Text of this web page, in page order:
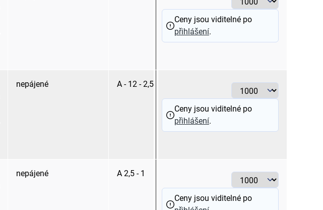
Ceny jsou viditelné po
přihlášení.
nepájené A - 12 - 2,5 modrá
Ceny jsou viditelné po
přihlášení.
nepájené A 2,5 - 1 červená
Ceny jsou viditelné po